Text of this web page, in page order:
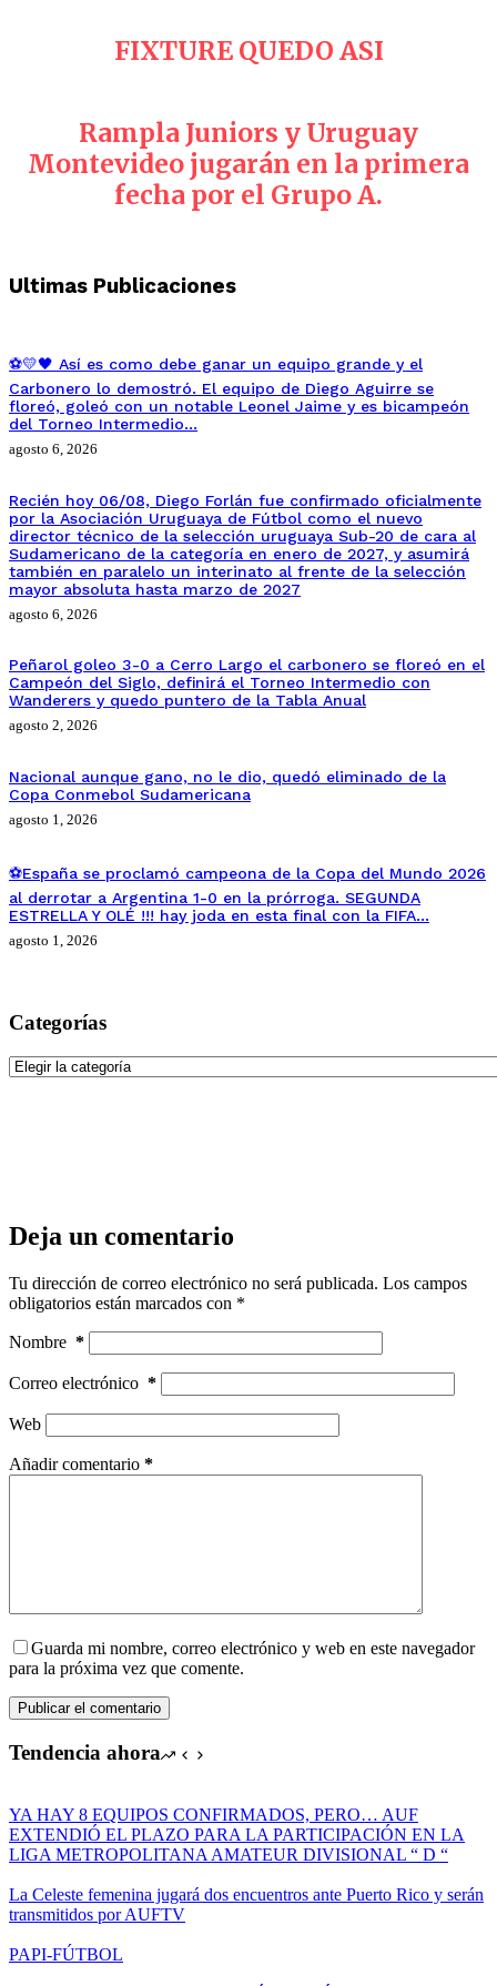
FIXTURE QUEDO ASI
Rampla Juniors y Uruguay
Montevideo jugarán en la primera
fecha por el Grupo A.
Ultimas Publicaciones
⚽💛🖤 Así es como debe ganar un equipo grande y el
Carbonero lo demostró. El equipo de Diego Aguirre se
floreó, goleó con un notable Leonel Jaime y es bicampeón
del Torneo Intermedio…
agosto 6, 2026
Recién hoy 06/08, Diego Forlán fue confirmado oficialmente
por la Asociación Uruguaya de Fútbol como el nuevo
director técnico de la selección uruguaya Sub-20 de cara al
Sudamericano de la categoría en enero de 2027, y asumirá
también en paralelo un interinato al frente de la selección
mayor absoluta hasta marzo de 2027
agosto 6, 2026
Peñarol goleo 3-0 a Cerro Largo el carbonero se floreó en el
Campeón del Siglo, definirá el Torneo Intermedio con
Wanderers y quedo puntero de la Tabla Anual
agosto 2, 2026
Nacional aunque gano, no le dio, quedó eliminado de la
Copa Conmebol Sudamericana
agosto 1, 2026
⚽España se proclamó campeona de la Copa del Mundo 2026
al derrotar a Argentina 1-0 en la prórroga. SEGUNDA
ESTRELLA Y OLÉ !!! hay joda en esta final con la FIFA…
agosto 1, 2026
Categorías
Categorías
Deja un comentario
Tu dirección de correo electrónico no será publicada. Los campos
obligatorios están marcados con *
Nombre *
Correo electrónico *
Web
Añadir comentario *
Guarda mi nombre, correo electrónico y web en este navegador
para la próxima vez que comente.
Publicar el comentario
Tendencia ahora
YA HAY 8 EQUIPOS CONFIRMADOS, PERO… AUF
EXTENDIÓ EL PLAZO PARA LA PARTICIPACIÓN EN LA
LIGA METROPOLITANA AMATEUR DIVISIONAL “ D “
La Celeste femenina jugará dos encuentros ante Puerto Rico y serán
transmitidos por AUFTV
PAPI-FÚTBOL